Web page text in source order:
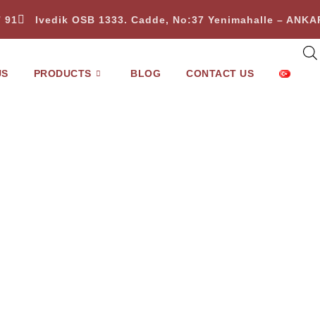
91 Ivedik OSB 1333. Cadde, No:37 Yenimahalle –
PRODUCTS BLOG CONTACT US